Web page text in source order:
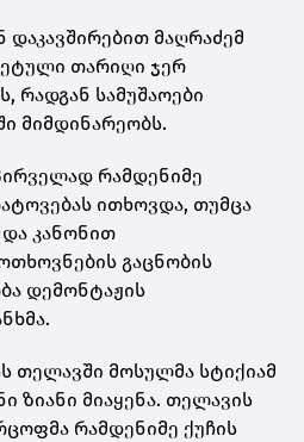
მაღრაძემ
თარიღი ჯერ
რადგან სამუშაოები
მიმდინარეობს.
რამდენიმე
ითხოვდა, თუმცა
კანონით
გაცნობის
დემონტაჟის
თელავში მოსულმა სტიქიამ
ზიანი მიაყენა. თელავის
რამდენიმე ქუჩის